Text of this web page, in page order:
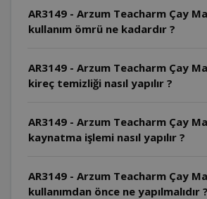
AR3149 - Arzum Teacharm Çay
kullanım ömrü ne kadardır ?
AR3149 - Arzum Teacharm Çay
kireç temizliği nasıl yapılır ?
AR3149 - Arzum Teacharm Çay
kaynatma işlemi nasıl yapılır ?
AR3149 - Arzum Teacharm Çay
kullanımdan önce ne yapılmalıdır ?